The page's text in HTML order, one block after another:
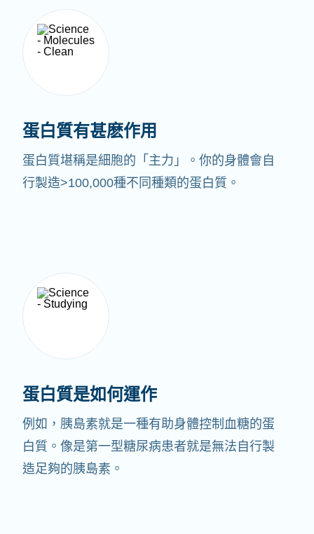
蛋白質有甚麽作用
蛋白質堪稱是細胞的「主力」。你的身體會自
行製造>100,000種不同種類的蛋白質。
蛋白質是如何運作
例如，胰島素就是一種有助身體控制血糖的蛋
白質。像是第一型糖尿病患者就是無法自行製
造足夠的胰島素。